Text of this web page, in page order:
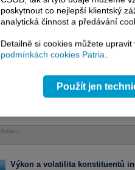
Reklama
Výkon a volatilita konstituentů
poskytnout co nejlepší klientský
analytická činnost a předávání
Detailně si cookies můžete
podmínkách cookies Patria.
Použít jen